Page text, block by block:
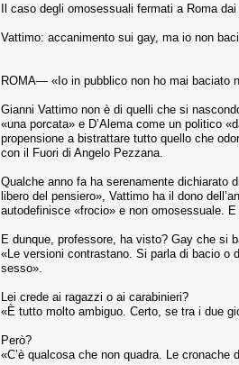
Il caso degli omosessuali fermati a Roma
Vattimo: accanimento sui gay, ma io non
ROMA— «Io in pubblico non ho mai baciato
Gianni Vattimo non è di quelli che si
«una porcata» e D’Alema come un politico
propensione a bistrattare tutto quello che
con il Fuori di Angelo Pezzana.
Qualche anno fa ha serenamente dichiarato
libero del pensiero», Vattimo ha il dono
autodefinisce «frocio» e non omosessuale.
E dunque, professore, ha visto? Gay che si
«Le versioni contrastano. Si parla di bacio o
sesso».
Lei crede ai ragazzi o ai carabinieri?
«È tutto molto ambiguo. Certo, se tra i due
Però?
«C’è qualcosa che non quadra. Le